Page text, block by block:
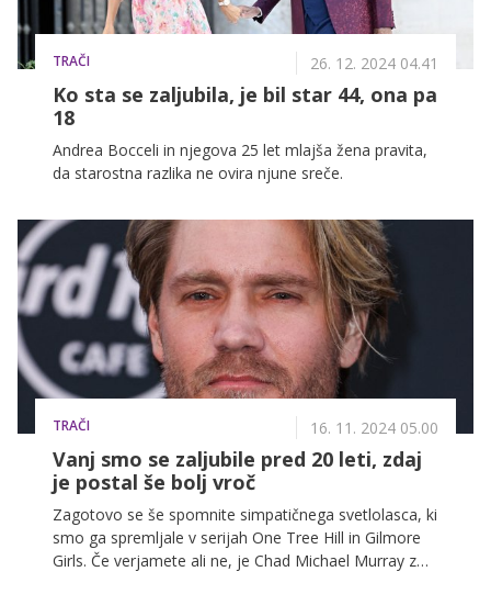
TRAČI 26. 12. 2024 04.41
Ko sta se zaljubila, je bil star 44, ona pa
18
Andrea Bocceli in njegova 25 let mlajša žena pravita,
da starostna razlika ne ovira njune sreče.
TRAČI 16. 11. 2024 05.00
Vanj smo se zaljubile pred 20 leti, zdaj
je postal še bolj vroč
Zagotovo se še spomnite simpatičnega svetlolasca, ki
smo ga spremljale v serijah One Tree Hill in Gilmore
Girls. Če verjamete ali ne, je Chad Michael Murray z